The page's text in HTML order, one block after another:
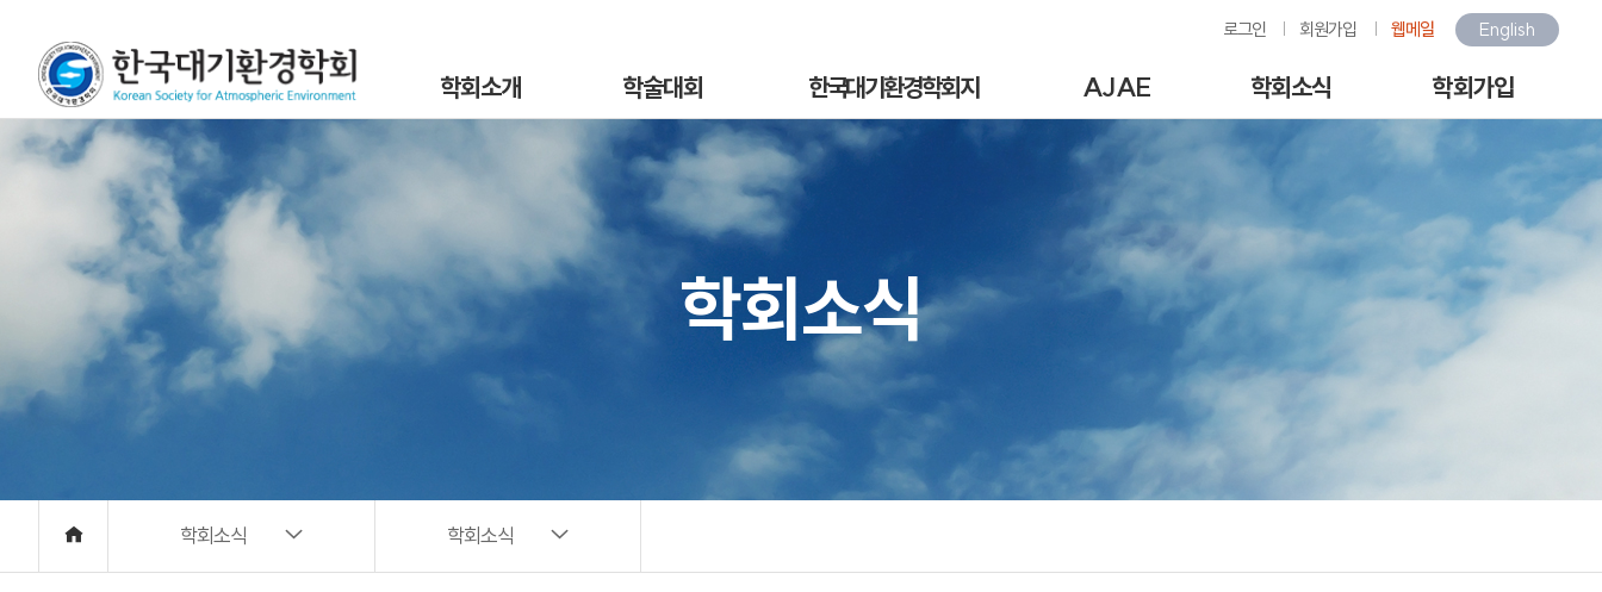
로그인 회원가입 웹메일 English
학회소개
학회정관 및 규정
위원회 및 분과회 소개
대기환경 40년사
학술대회
학술대회안내
발표초록안내
발표초록접수
발표초록접수상황
선등록신청
특별세션신청현황
한국대기환경학회지
논문심사규정
논문투고
심사료/게재료납부
목록 및 검색
AJAE
Author Guide
On-line Submission
View Articles
subscription charges /
author APC
학회소식
환경관련행사소식
갤러리
구인/구직
학회가입
회원가입안내
회비납부
개인정보처리방침
이용약관
학회소식
학회소식 학회소식